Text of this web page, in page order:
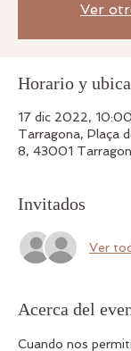
Ver
Horario y
17 dic 2022,
Tarragona, Plaça
8, 43001
Invitados
Ver
Acerca del
Cuando nos